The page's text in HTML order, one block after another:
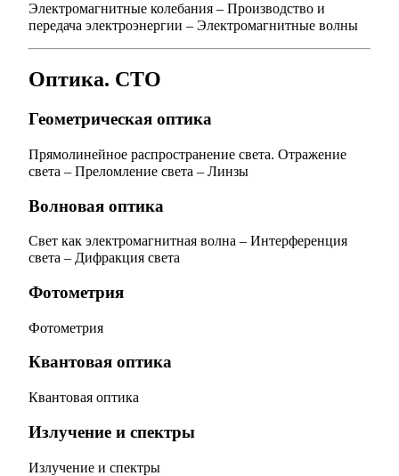
Электромагнитные колебания – Производство и
передача электроэнергии – Электромагнитные волны
Оптика. СТО
Геометрическая оптика
Прямолинейное распространение света. Отражение
света – Преломление света – Линзы
Волновая оптика
Свет как электромагнитная волна – Интерференция
света – Дифракция света
Фотометрия
Фотометрия
Квантовая оптика
Квантовая оптика
Излучение и спектры
Излучение и спектры